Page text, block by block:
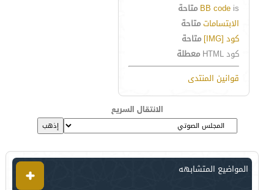
BB code is
متاحة
الابتساماتمتاحة
كود [IMG]
متاحة
كود HTML
معطلة
قوانين المنتدى
الانتقال السريع
المواضيع المتشابهه